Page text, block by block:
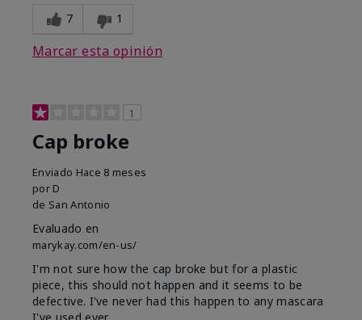
7 1
Marcar esta opinión
1
Cap broke
Enviado Hace 8 meses
por D
de San Antonio
Evaluado en
marykay.com/en-us/
I'm not sure how the cap broke but for a plastic
piece, this should not happen and it seems to be
defective. I've never had this happen to any mascara